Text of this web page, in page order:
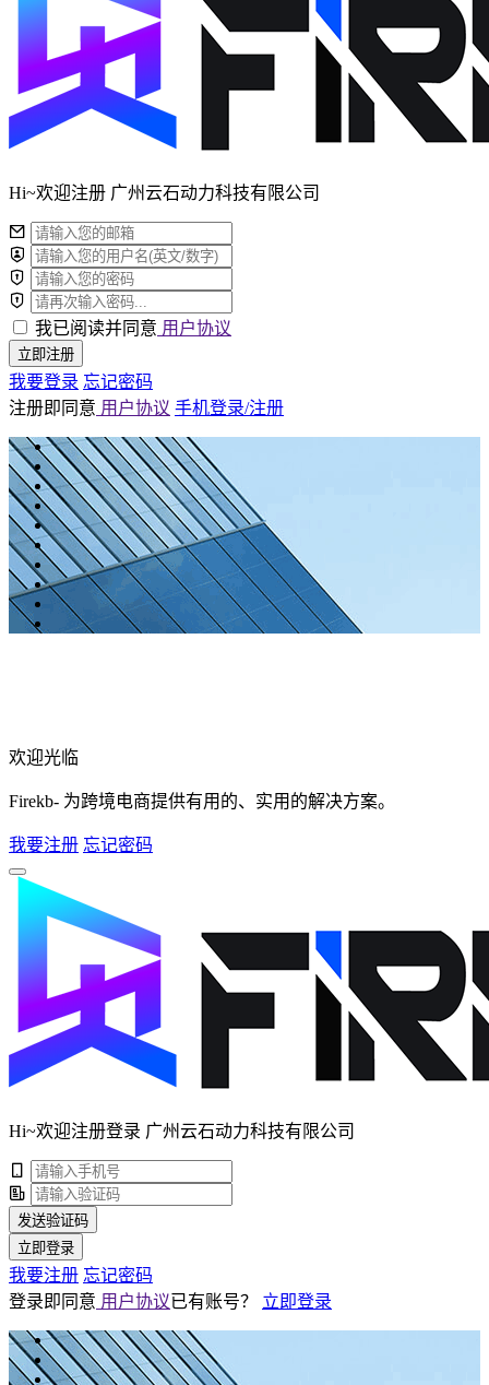
Hi~欢迎注册 广州云石动力科技有限公司
我已阅读并同意 用户协议
立即注册
我要登录 忘记密码
注册即同意 用户协议 手机登录/注册
欢迎光临
Firekb- 为跨境电商提供有用的、实用的解决方案。
我要注册 忘记密码
Hi~欢迎注册登录 广州云石动力科技有限公司
发送验证码
立即登录
我要注册 忘记密码
登录即同意 用户协议已有账号？ 立即登录